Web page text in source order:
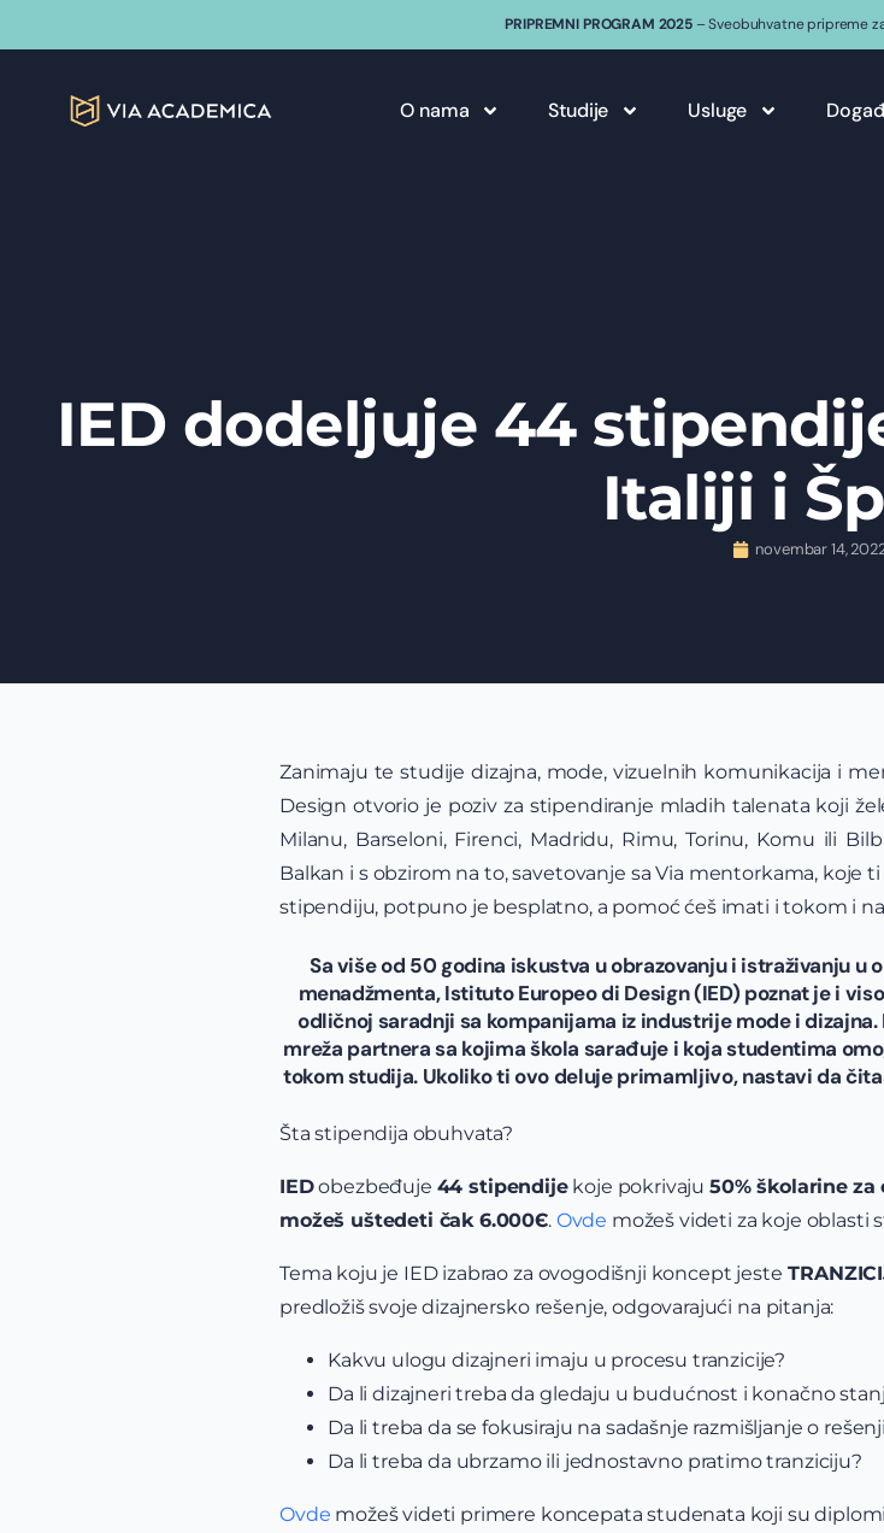
PRIPREMNI PROGRAM 2025– Sveobuhvatne pripreme
O nama Studije Usluge
IED dodeljuje 44
Italiji i
novembar 14,
Zanimaju te studije dizajna, mode, vizuelnih komunikacija i
Design otvorio je poziv za stipendiranje mladih talenata koji
Milanu, Barseloni, Firenci, Madridu, Rimu, Torinu, Komu ili
Balkan i s obzirom na to, savetovanje sa Via mentorkama, koje
stipendiju, potpuno je besplatno, a pomoć ćeš imati i tokom i
Sa više od 50 godina iskustva u obrazovanju i istraživanju
menadžmenta, Istituto Europeo di Design (IED) poznat je i
odličnoj saradnji sa kompanijama iz industrije mode i
mreža partnera sa kojima škola sarađuje i koja studentima
tokom studija. Ukoliko ti ovo deluje primamljivo, nastavi da
Šta stipendija obuhvata?
IEDobezbeđuje 44 stipendijekoje pokrivaju 50% školarine za
možeš uštedeti čak 6.000Є. Ovde možeš videti za koje oblasti
Tema koju je IED izabrao za ovogodišnji koncept jeste
predložiš svoje dizajnersko rešenje, odgovarajući na pitanja:
Kakvu ulogu dizajneri imaju u procesu tranzicije?
Da li dizajneri treba da gledaju u budućnost i konačno
Da li treba da se fokusiraju na sadašnje razmišljanje o
Da li treba da ubrzamo ili jednostavno pratimo tranziciju?
Ovde možeš videti primere koncepata studenata koji su